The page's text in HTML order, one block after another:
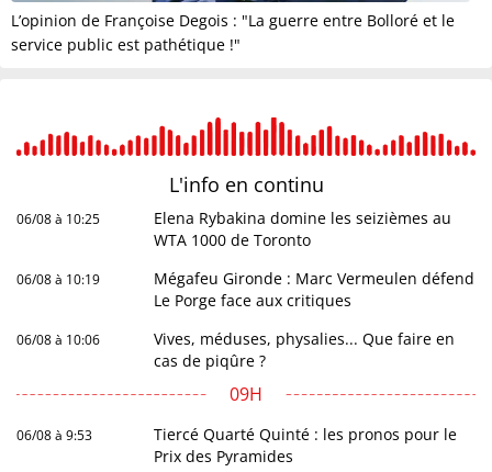
L’opinion de Françoise Degois : "La guerre entre Bolloré et le
service public est pathétique !"
L'info en continu
06/08 à 10:25
Elena Rybakina domine les seizièmes au
WTA 1000 de Toronto
06/08 à 10:19
Mégafeu Gironde : Marc Vermeulen défend
Le Porge face aux critiques
06/08 à 10:06
Vives, méduses, physalies... Que faire en
cas de piqûre ?
09H
06/08 à 9:53
Tiercé Quarté Quinté : les pronos pour le
Prix des Pyramides